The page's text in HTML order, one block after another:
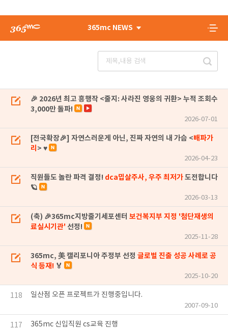
365mc NEWS
🎉 2026년 최고 흥행작 <줄지: 사라진 영웅의 귀환> 누적 조회수
3,000만 돌파!
2026-07-01
[전국확장🎉] 자연스러운게 아닌, 진짜 자연의 내 가슴 <배파가
리 > ♥
2026-04-23
직원들도 놀란 파격 결정! dca밉살주사, 우주 최저가도전합니다
🪐
2026-03-13
(축) 🎉365mc지방줄기세포센터 보건복지부 지정 '첨단재생의
료실시기관' 선정!
2025-11-28
365mc, 美 캘리포니아 주정부 선정 글로벌 진출 성공 사례로 공
식 등재! 🏅
2025-10-20
118 일산점 오픈 프로젝트가 진행중입니다.
2007-09-10
117 365mc 신입직원 cs교육 진행